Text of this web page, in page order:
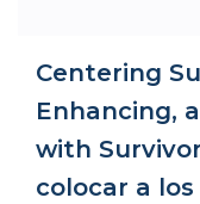
Centering
Enhancing,
with
colocar a